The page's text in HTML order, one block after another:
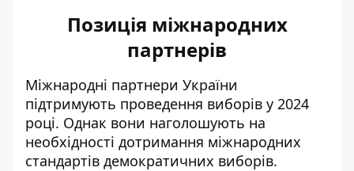
Позиція міжнародних
партнерів
Міжнародні партнери України
підтримують проведення виборів у 2024
році. Однак вони наголошують на
необхідності дотримання міжнародних
стандартів демократичних виборів.